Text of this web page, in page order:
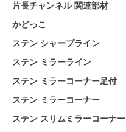
片長チャンネル 関連部材
かどっこ
ステン シャープライン
ステン ミラーライン
ステン ミラーコーナー足付
ステン ミラーコーナー
ステン スリムミラーコーナー